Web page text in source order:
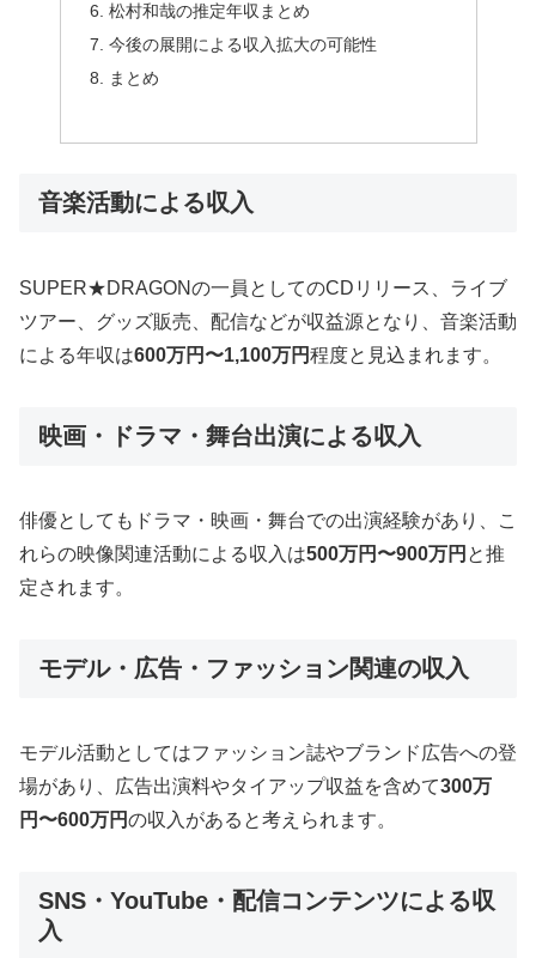
松村和哉の推定年収まとめ
今後の展開による収入拡大の可能性
まとめ
音楽活動による収入
SUPER★DRAGONの一員としてのCDリリース、ライブ
ツアー、グッズ販売、配信などが収益源となり、音楽活動
による年収は600万円〜1,100万円程度と見込まれます。
映画・ドラマ・舞台出演による収入
俳優としてもドラマ・映画・舞台での出演経験があり、こ
れらの映像関連活動による収入は500万円〜900万円 と推
定されます。
モデル・広告・ファッション関連の収入
モデル活動としてはファッション誌やブランド広告への登
場があり、広告出演料やタイアップ収益を含めて300万
円〜600万円の収入があると考えられます。
SNS・YouTube・配信コンテンツによる収
入